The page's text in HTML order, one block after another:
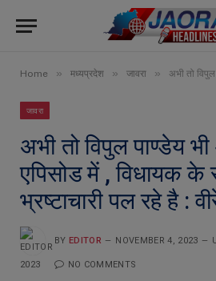
Home » मध्यप्रदेश » जावरा » अभी तो विपुल पाण्डेय भी आने
जावरा
अभी तो विपुल पाण्डेय
एपिसोड में , विधायक के
भ्रष्टाचारी पल रहे है :
BY EDITOR NOVEMBER 4, 2023
2023 NO COMMENTS